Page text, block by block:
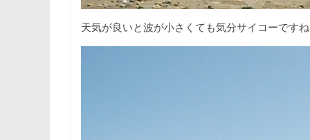
天気が良いと波が小さくても気分サイコーですね